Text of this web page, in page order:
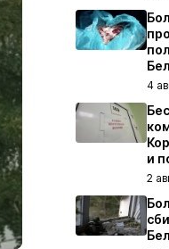
4
и
2